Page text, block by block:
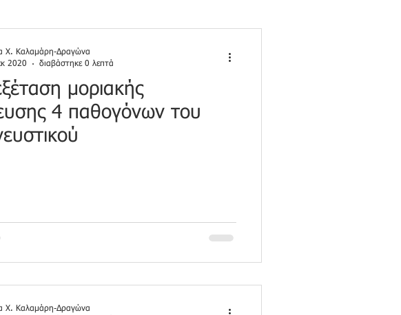
μοριακής
4 παθογόνων του
Χ. Καλαμάρη-Δραγώνα
2020
διαβάστηκε 0 λεπτά
Χ. Καλαμάρη-Δραγώνα